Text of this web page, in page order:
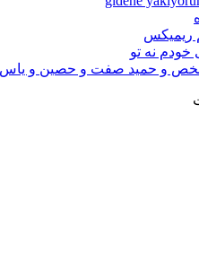
ریمیکس
خودم نه تو
شخص و حمید صفت و حصین و یاس